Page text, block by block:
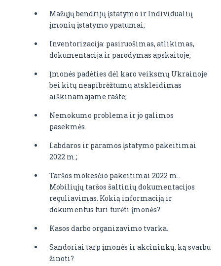
Mažųjų bendrijų įstatymo ir Individualių
įmonių įstatymo ypatumai;
Inventorizacija: pasiruošimas, atlikimas,
dokumentacija ir parodymas apskaitoje;
Įmonės padėties dėl karo veiksmų Ukrainoje
bei kitų neapibrėžtumų atskleidimas
aiškinamajame rašte;
Nemokumo problema ir jo galimos
pasekmės.
Labdaros ir paramos įstatymo pakeitimai
2022 m.;
Taršos mokesčio pakeitimai 2022 m..
Mobiliųjų taršos šaltinių dokumentacijos
reguliavimas. Kokią informaciją ir
dokumentus turi turėti įmonės?
Kasos darbo organizavimo tvarka.
Sandoriai tarp įmonės ir akcininkų: ką svarbu
žinoti?